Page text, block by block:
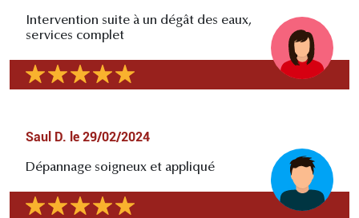
Intervention suite à un dégât des eaux,
services complet
Saul D. le 29/02/2024
Dépannage soigneux et appliqué